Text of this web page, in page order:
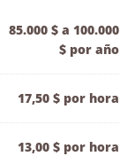
85.000 $ a 100.000
$ por año
17,50 $ por hora
13,00 $ por hora